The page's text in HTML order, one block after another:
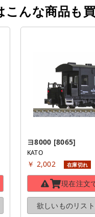
こんな商品も
ヨ8000 [8065]
KATO
￥ 2,002 在庫切れ
現在注文
欲しいものリス